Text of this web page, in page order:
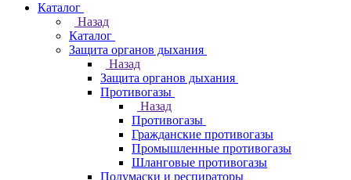
Каталог
Назад
Каталог
Защита органов дыхания
Назад
Защита органов дыхания
Противогазы
Назад
Противогазы
Гражданские противогазы
Промышленные противогазы
Шланговые противогазы
Полумаски и респираторы